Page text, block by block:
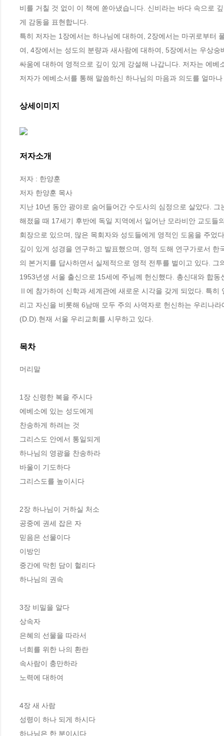
비를 거칠 것 없이 이 책에 쏟아냈습니다. 신비라는 바다 속으로
게 감동을 표현합니다.
특히 저자는 1장에서는 하나님에 대하여, 2장에서는 마귀로부터
여, 4장에서는 성도의 분량과 새사람에 대하여, 5장에서는 우상
싸움에 대하여 영적으로 깊이 있게 강설해 나갑니다. 저자는 에
저자가 에베소서를 통해 말씀하신 하나님의 마음과 의도를 얼마
상세이미지
저자소개
저자 : 한양훈
저자 한양훈 목사
지난 10년 동안 광야로 숨어들어간 수도사의 심정으로 살았다.
해졌을 때 17세기 후반에 독일 지역에서 일어난 모라비안 교도
회장으로 있으며, 많은 목회자와 성도들에게 영적인 도움을 주
깊이 있게 성경을 연구하고 발표했으며, 영적 도해 연구가로서
의 본거지를 답사하면서 실제적으로 영적 전투를 벌이고 있다. 그
1953년생 서울 출신으로 15세에 주님께 헌신했다. 총신대와 합
Ⅱ에 참가하여 신학과 세계관에 새로운 시각을 갖게 되었다. 특
리고 자신을 비롯해 6남매 모두 주의 사역자로 헌신하는 우리나
(D.D).현재 서울 우리교회를 시무하고 있다.
목차
머리말
1장 신령한 복을 주시다
에베소에 있는 성도에게
찬송하게 하려는 것
그리스도 안에서 통일되게
하나님의 영광을 찬송하라
바울이 기도하다
그리스도를 높이시다
2장 하나님이 거하실 처소
공중에 권세 잡은 자
믿음은 선물이다
이방인
중간에 막힌 담이 헐리다
하나님의 권속
3장 비밀을 알다
상속자
은혜의 선물을 따라서
너희를 위한 나의 환란
속사람이 충만하라
노력에 대하여
4장 새 사람
성령이 하나 되게 하시다
하나님은 한 분이시다